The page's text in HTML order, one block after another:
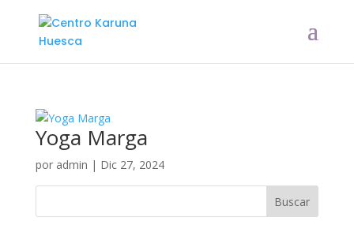
Yoga Marga
por admin | Dic 27, 2024
Buscar